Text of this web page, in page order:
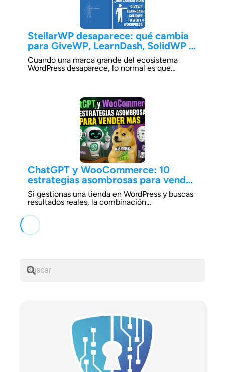
StellarWP desaparece: qué cambia
para GiveWP, LearnDash, SolidWP y
tu web en WordPress
Cuando una marca grande del ecosistema
WordPress desaparece, lo normal es que…
ChatGPT y WooCommerce: 10
estrategias asombrosas para vender
más
Si gestionas una tienda en WordPress y buscas
resultados reales, la combinación…